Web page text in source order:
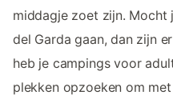
middagje zoet zijn. Mocht
del Garda gaan, dan zijn
heb je campings voor
plekken opzoeken om